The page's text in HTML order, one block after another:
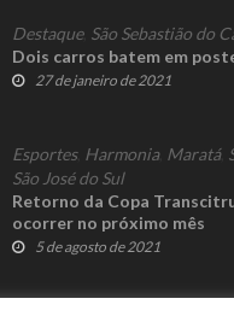
Destaque, São Sebastião do
Dois carros batem em
27 de janeiro de 2021
Esportes, Harmonia, Maratá,
São José do Sul
Retorno da Copa
ocorrer no próximo mês
5 de agosto de 2021